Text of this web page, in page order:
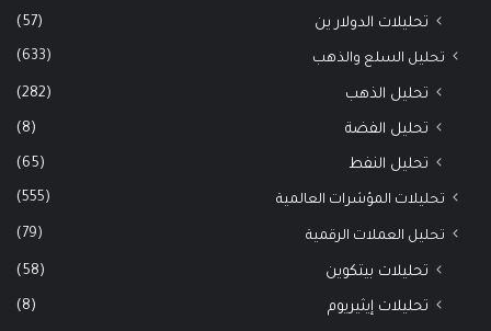
تحليلات الدولار ين (57)
تحليل السلع والذهب (633)
تحليل الذهب (282)
تحليل الفضة (8)
تحليل النفط (65)
تحليلات المؤشرات العالمية (555)
تحليل العملات الرقمية (79)
تحليلات بيتكوين (58)
تحليلات إيثيريوم (8)